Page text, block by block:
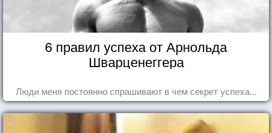
6 правил успеха от Арнольда
Шварценеггера
Люди меня постоянно спрашивают в чем секрет успеха...